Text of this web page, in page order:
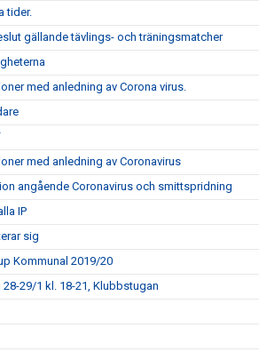
tider.
gällande tävlings- och träningsmatcher
med anledning av Corona virus.
med anledning av Coronavirus
angående Coronavirus och smittspridning
IP
sig
Kommunal 2019/20
29/1 kl. 18-21, Klubbstugan